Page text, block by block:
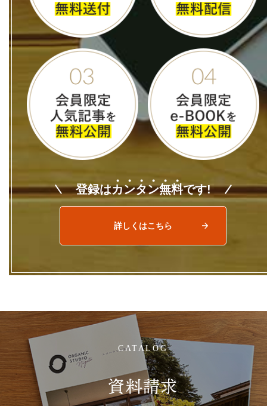
登録はカンタン無料です!
詳しくはこちら
CATALOG
資料請求